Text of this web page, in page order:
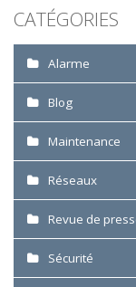
CATÉGORIES
Alarme
Blog
Maintenance
Réseaux
Revue de
Sécurité